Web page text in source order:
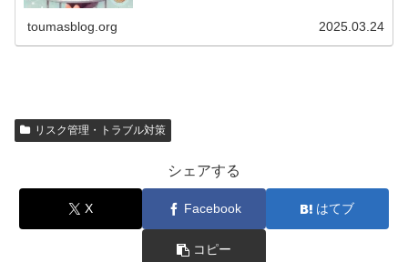
toumasblog.org 2025.03.24
リスク管理・トラブル対策
シェアする
X Facebook はてブ
コピー